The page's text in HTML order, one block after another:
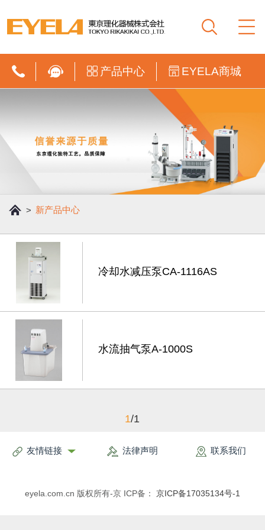
产品中心 EYELA商城
> 新产品中心
冷却水减压泵CA-1116AS
水流抽气泵A-1000S
1/1
友情链接 法律声明 联系我们
eyela.com.cn 版权所有-京 ICP备： 京ICP备17035134号-1